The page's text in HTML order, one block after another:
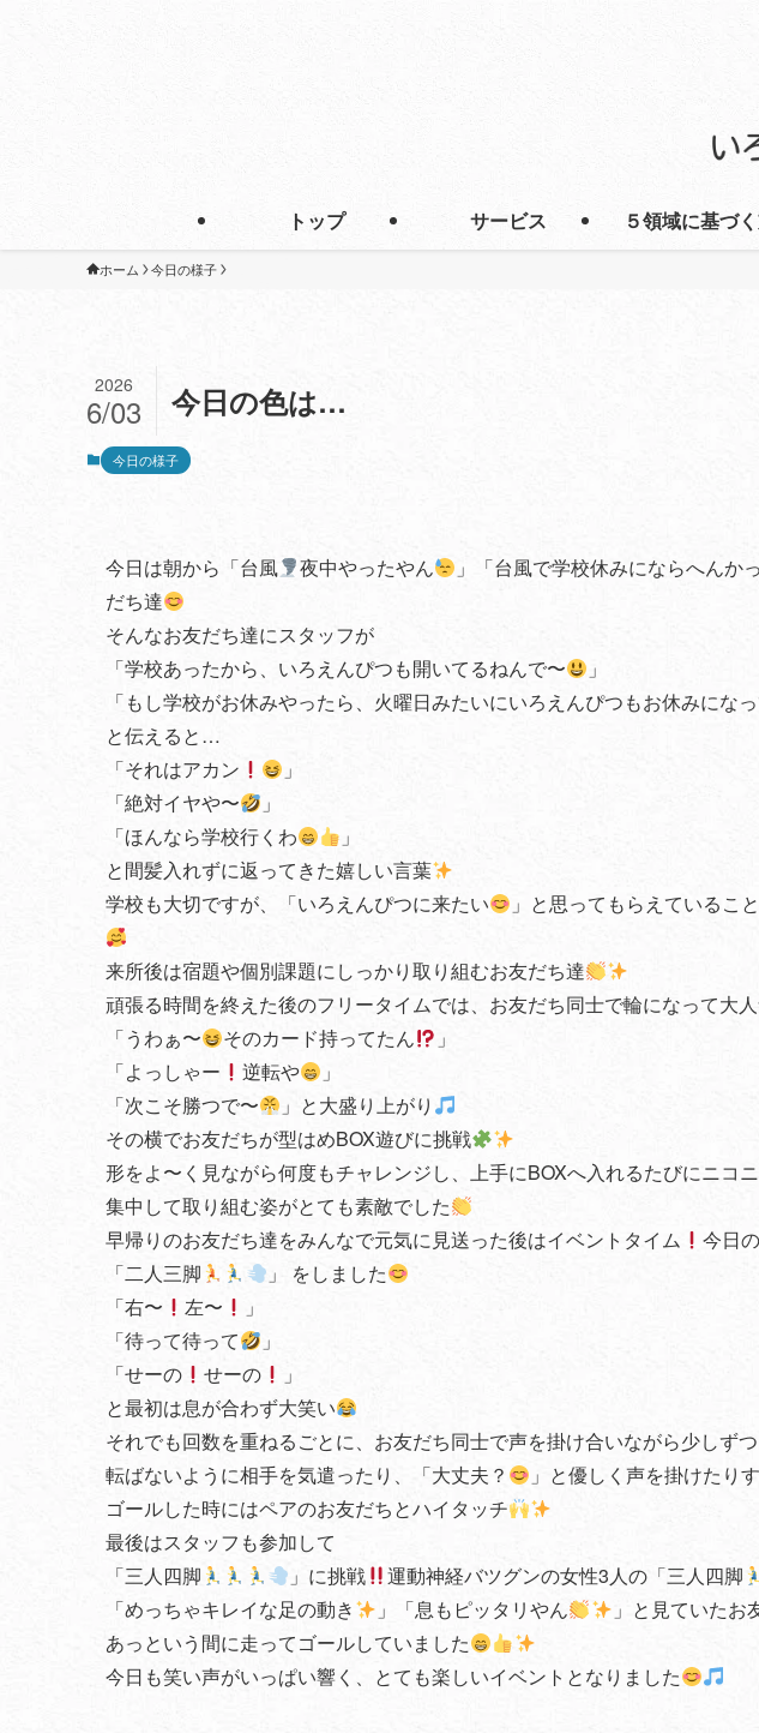
トップ サービス ５領域に基づ
ホーム 今日の様子
今日の色は…
2026
6/03
今日の様子
今日は朝から「台風 夜中やったやん 」「台風で学校休みにならへんか
だち達
そんなお友だち達にスタッフが
「学校あったから、いろえんぴつも開いてるねんで〜
」
「もし学校がお休みやったら、火曜日みたいにいろえんぴつもお休みにな
と伝えると…
「それはアカン
」
「絶対イヤや〜
」
「ほんなら学校行くわ
」
と間髪入れずに返ってきた嬉しい言葉
学校も大切ですが、「いろえんぴつに来たい
」と思ってもらえているこ
来所後は宿題や個別課題にしっかり取り組むお友だち達
頑張る時間を終えた後のフリータイムでは、お友だち同士で輪になって大
「うわぁ〜
そのカード持ってたん
」
「よっしゃー
逆転や
」
「次こそ勝つで〜
」と大盛り上がり
その横でお友だちが型はめBOX遊びに挑戦
形をよ〜く見ながら何度もチャレンジし、上手にBOXへ入れるたびにニコ
集中して取り組む姿がとても素敵でした
早帰りのお友だち達をみんなで元気に見送った後はイベントタイム
今日
「二人三脚
」 をしました
「右〜
左〜
」
「待って待って
」
「せーの
せーの
」
と最初は息が合わず大笑い
それでも回数を重ねるごとに、お友だち同士で声を掛け合いながら少しず
転ばないように相手を気遣ったり、「大丈夫？
」と優しく声を掛けたり
ゴールした時にはペアのお友だちとハイタッチ
最後はスタッフも参加して
「三人四脚
」に挑戦 運動神経バツグンの女性3人の「三人四脚
「めっちゃキレイな足の動き
」「息もピッタリやん
」と見ていたお
あっという間に走ってゴールしていました
今日も笑い声がいっぱい響く、とても楽しいイベントとなりました